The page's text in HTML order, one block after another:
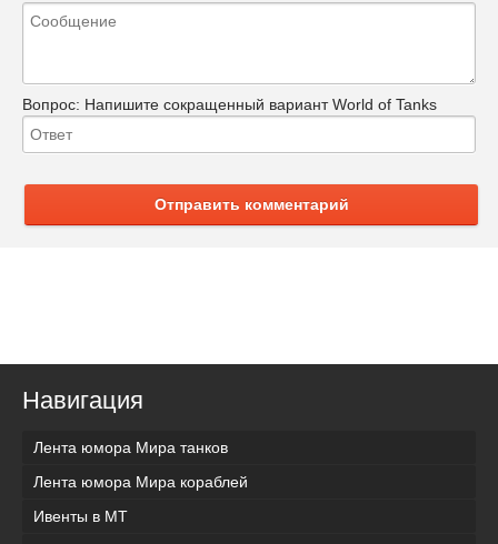
Вопрос: Напишите сокращенный вариант World of Tanks
Отправить комментарий
Навигация
Лента юмора Мира танков
Лента юмора Мира кораблей
Ивенты в МТ